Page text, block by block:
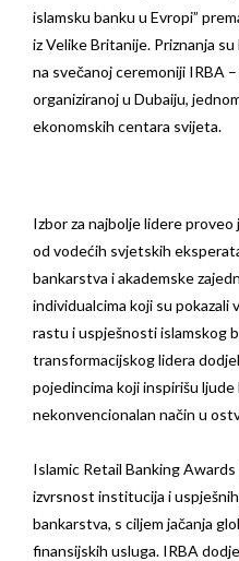
islamsku banku u Evropi”
iz Velike Britanije. Priznanja
na svečanoj ceremoniji IRBA
organiziranoj u Dubaiju,
ekonomskih centara svijeta.
Izbor za najbolje lidere
od vodećih svjetskih
bankarstva i akademske
individualcima koji su pokazali
rastu i uspješnosti islamskog
transformacijskog lidera
pojedincima koji inspirišu
nekonvencionalan način u
Islamic Retail Banking
izvrsnost institucija i
bankarstva, s ciljem jačanja
finansijskih usluga. IRBA